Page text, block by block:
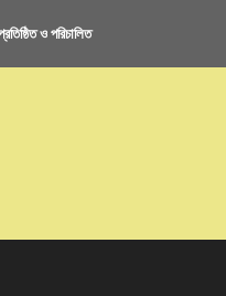
ও পরিচালিত